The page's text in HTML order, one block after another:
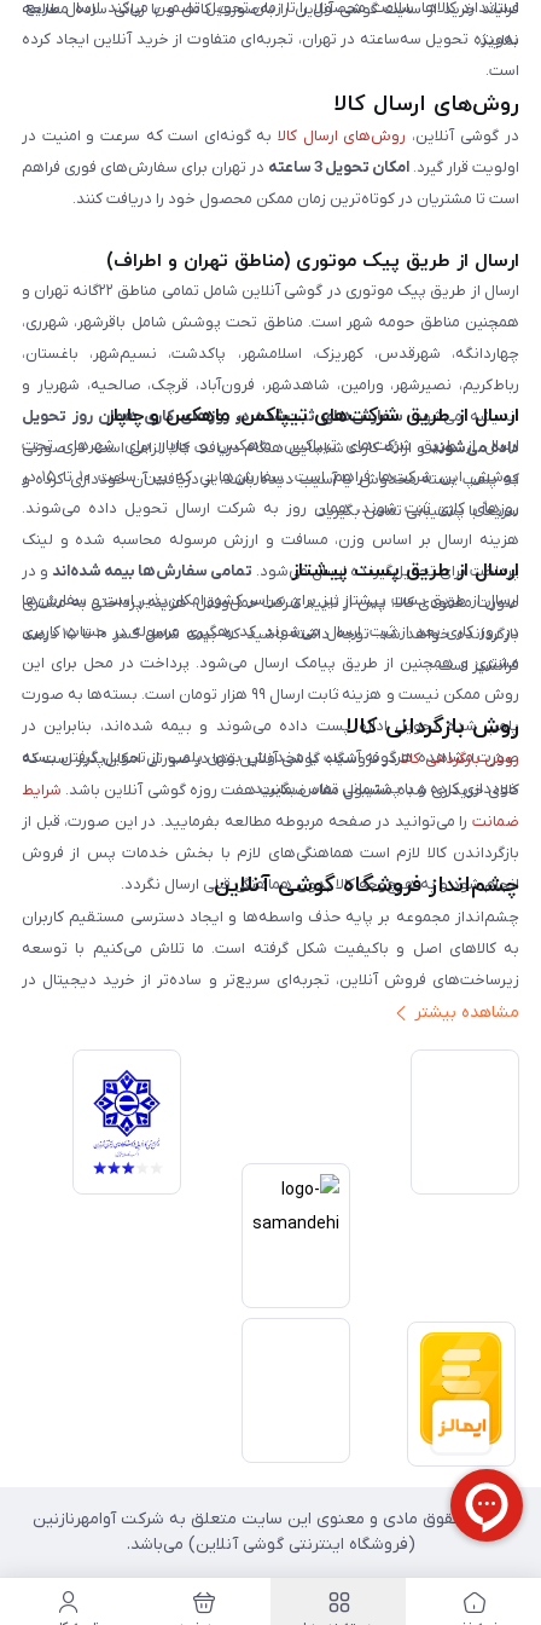
استاندارد کالاها، سلامت محصول را تا زمان تحویل تضمین می‌کند. ارسال سریع،
به‌ویژه تحویل سه‌ساعته در تهران، تجربه‌ای متفاوت از خرید آنلاین ایجاد کرده
است.
فرایند خرید از سایت گوشی آنلاین را به‌صورت کامل و با زبانی ساده مطالعه
نمایند.
روش‌های ارسال کالا
در گوشی آنلاین، روش‌های ارسال کالا به گونه‌ای است که سرعت و امنیت در
اولویت قرار گیرد. امکان تحویل 3 ساعته
در تهران برای سفارش‌های فوری فراهم
است تا مشتریان در کوتاه‌ترین زمان ممکن محصول خود را دریافت کنند.
ارسال از طریق پیک موتوری (مناطق تهران و اطراف)
ارسال از طریق پیک موتوری در گوشی آنلاین شامل تمامی مناطق ۲۲گانه تهران و
همچنین مناطق حومه شهر است. مناطق تحت پوشش شامل باقرشهر، شهرری،
چهاردانگه، شهرقدس، کهریزک، اسلامشهر، پاکدشت، نسیم‌شهر، باغستان،
رباط‌کریم، نصیرشهر، ورامین، شاهدشهر، فرون‌آباد، قرچک، صالحیه، شهریار و
اندیشه می‌شود. سفارش‌های ثبت‌شده در روزهای کاری همان روز تحویل
داده می‌شوندو ارائه کارت شناسایی هنگام دریافت کالا الزامی است. در صورتی
که پلمپ بسته مخدوش یا آسیب دیده باشد، از دریافت آن خودداری کرده و
سریعاً با پشتیبانی تماس بگیرید.
ارسال از طریق شرکت‌های تیپاکس، ماهکس و چاپار
ارسال از طریق شرکت‌های تیپاکس، ماهکس و چاپار برای شهرهای تحت
پوشش این شرکت‌ها فراهم است. سفارش‌هایی که بین ساعت ۱۰ تا ۱۵ در
روزهای کاری ثبت شوند، همان روز به شرکت ارسال تحویل داده می‌شوند.
هزینه ارسال بر اساس وزن، مسافت و ارزش مرسوله محاسبه شده و لینک
پرداخت برای تحویل‌گیرنده ارسال می‌شود. تمامی سفارش‌ها بیمه شده‌اند و در
صورت مفقودی کالا، پس از تایید شرکت حمل‌ونقل، هزینه پرداختی به مشتری
بازگردانده خواهد شد. توجه داشته باشید که بیمه شامل کسر ۱۰ تا ۱۵ درصد
فرانشیز است.
ارسال از طریق پست پیشتاز
ارسال از طریق پست پیشتاز نیز برای سراسر کشور امکان‌پذیر است و سفارش‌ها
در روز کاری بعد از ثبت، ارسال می‌شوند. کد رهگیری مرسوله در حساب کاربری
مشتری و همچنین از طریق پیامک ارسال می‌شود. پرداخت در محل برای این
روش ممکن نیست و هزینه ثابت ارسال ۹۹ هزار تومان است. بسته‌ها به صورت
پلمپ شده تحویل اداره پست داده می‌شوند و بیمه شده‌اند، بنابراین در
صورت مشاهده هرگونه آسیب یا مخدوش بودن پلمپ، از تحویل گرفتن بسته
خودداری کرده و با پشتیبانی تماس بگیرید.
روش بازگردانی کالا
روش بازگردانی کالادر فروشگاه گوشی آنلاین تنها در صورتی امکان‌پذیر است که
کالای خریداری شده مشمول مفاد ضمانت هفت روزه گوشی آنلاین باشد. شرایط
ضمانت را می‌توانید در صفحه مربوطه مطالعه بفرمایید. در این صورت، قبل از
بازگرداندن کالا لازم است هماهنگی‌های لازم با بخش خدمات پس از فروش
انجام شود و به هیچ‌وجه کالا بدون هماهنگی قبلی ارسال نگردد.
چشم‌انداز فروشگاه گوشی آنلاین
چشم‌انداز مجموعه بر پایه حذف واسطه‌ها و ایجاد دسترسی مستقیم کاربران
به کالاهای اصل و باکیفیت شکل گرفته است. ما تلاش می‌کنیم با توسعه
زیرساخت‌های فروش آنلاین، تجربه‌ای سریع‌تر و ساده‌تر از خرید دیجیتال در
ایران ارائه دهیم. تبدیل‌شدن به مرجعی قابل اعتماد برای خرید کالای دیجیتال،
خدمات و به‌روزرسانی مداوم محصولات، مسیر ما را روشن‌تر می‌کند. ما باور
داریم آینده بازار دیجیتال متعلق به کسب‌وکارهایی است که صداقت و شفافیت
را در اولویت قرار می‌دهند. گوشی آنلاین با تکیه بر تجربه و تخصص، با قدرت به
سمت تحقق این چشم‌انداز حرکت می‌کند.
مشاهده بیشتر
تمامی حقوق مادی و معنوی این سایت متعلق به شرکت آوامهرنازنین
(فروشگاه اینترنتی گوشی آنلاین) می‌باشد.